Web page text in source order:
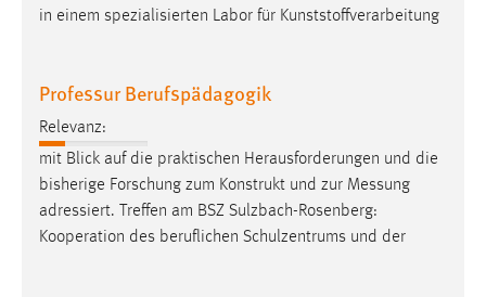
in einem spezialisierten Labor für Kunststoffverarbeitung
Professur Berufspädagogik
Relevanz:
mit Blick auf die praktischen Herausforderungen und die
bisherige Forschung zum Konstrukt und zur Messung
adressiert. Treffen am BSZ Sulzbach-Rosenberg:
Kooperation des beruflichen Schulzentrums und der